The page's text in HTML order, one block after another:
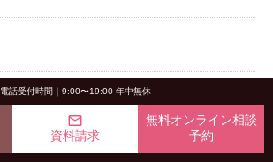
電話受付時間｜9:00〜19:00 年中無休
mail_outline
資料請求
無料オンライン相談
予約